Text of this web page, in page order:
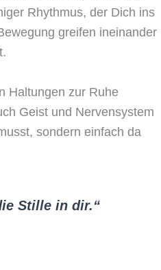
Rhythmus, der Dich ins
greifen ineinander
Haltungen zur Ruhe
Geist und Nervensystem
sondern einfach da
Stille in dir.“